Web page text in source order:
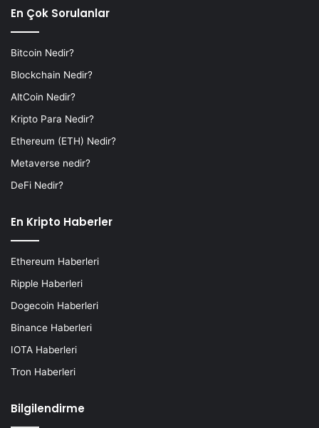
En Çok Sorulanlar
Bitcoin Nedir?
Blockchain Nedir?
AltCoin Nedir?
Kripto Para Nedir?
Ethereum (ETH) Nedir?
Metaverse nedir?
DeFi Nedir?
En Kripto Haberler
Ethereum Haberleri
Ripple Haberleri
Dogecoin Haberleri
Binance Haberleri
IOTA Haberleri
Tron Haberleri
Bilgilendirme